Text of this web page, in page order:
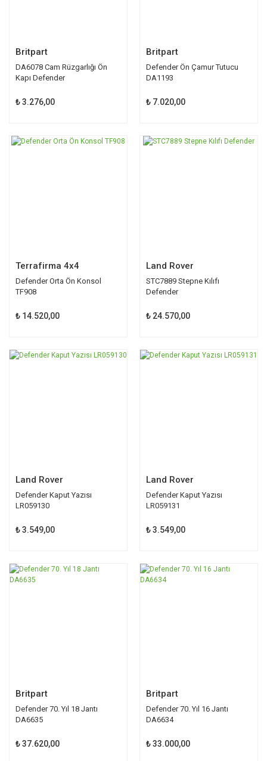
Britpart
DA6078 Cam Rüzgarlığı Ön
Kapı Defender
₺ 3.276,00
Britpart
Defender Ön Çamur Tutucu
DA1193
₺ 7.020,00
Terrafirma 4x4
Defender Orta Ön Konsol
TF908
₺ 14.520,00
Land Rover
STC7889 Stepne Kılıfı
Defender
₺ 24.570,00
Land Rover
Defender Kaput Yazısı
LR059130
₺ 3.549,00
Land Rover
Defender Kaput Yazısı
LR059131
₺ 3.549,00
Britpart
Defender 70. Yıl 18 Jantı
DA6635
₺ 37.620,00
Britpart
Defender 70. Yıl 16 Jantı
DA6634
₺ 33.000,00